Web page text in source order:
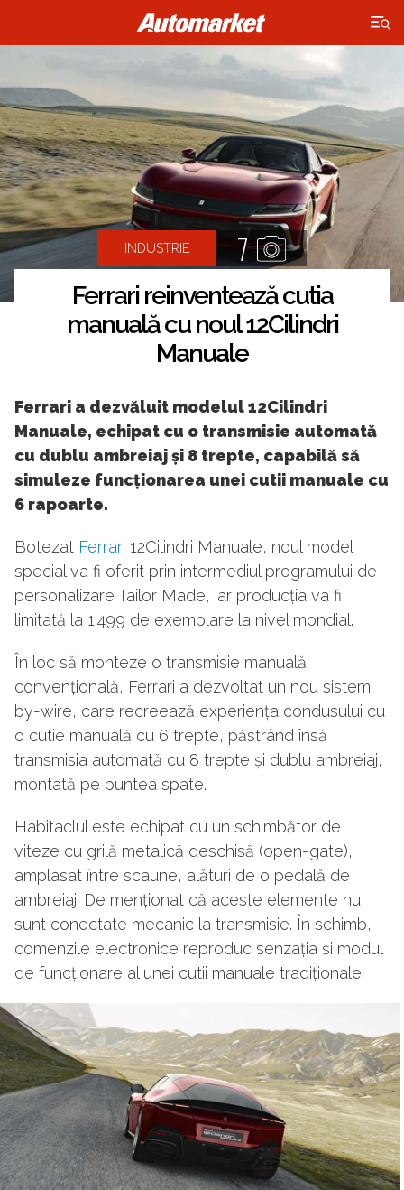
×
INDUSTRIE 7
Ferrari reinventează cutia
manuală cu noul 12Cilindri
Manuale
Ferrari a dezvăluit modelul 12Cilindri
Manuale, echipat cu o transmisie automată
cu dublu ambreiaj și 8 trepte, capabilă să
simuleze funcționarea unei cutii manuale cu
6 rapoarte.
Botezat Ferrari 12Cilindri Manuale, noul model
special va fi oferit prin intermediul programului de
personalizare Tailor Made, iar producția va fi
limitată la 1.499 de exemplare la nivel mondial.
În loc să monteze o transmisie manuală
convențională, Ferrari a dezvoltat un nou sistem
by-wire, care recreează experiența condusului cu
o cutie manuală cu 6 trepte, păstrând însă
transmisia automată cu 8 trepte și dublu ambreiaj,
montată pe puntea spate.
Habitaclul este echipat cu un schimbător de
viteze cu grilă metalică deschisă (open-gate),
amplasat între scaune, alături de o pedală de
ambreiaj. De menționat că aceste elemente nu
sunt conectate mecanic la transmisie. În schimb,
comenzile electronice reproduc senzația și modul
de funcționare al unei cutii manuale tradiționale.